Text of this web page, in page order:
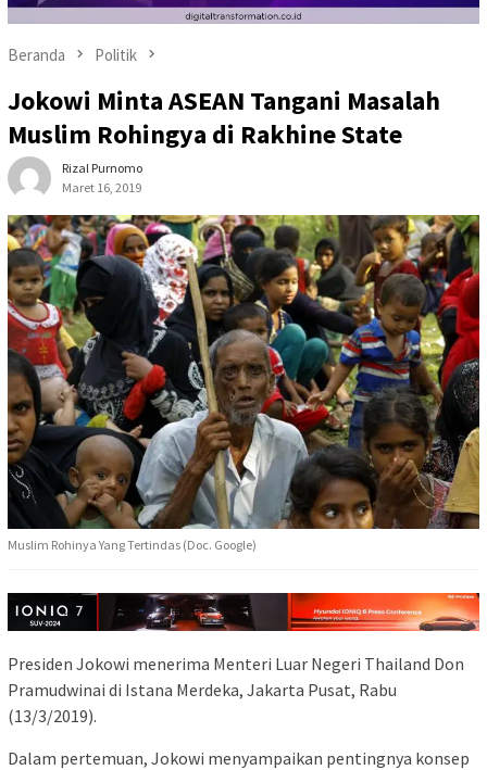
Beranda Politik
Jokowi Minta ASEAN Tangani Masalah
Muslim Rohingya di Rakhine State
Rizal Purnomo
Maret 16, 2019
Muslim Rohinya Yang Tertindas (Doc. Google)
Presiden Jokowi menerima Menteri Luar Negeri Thailand Don
Pramudwinai di Istana Merdeka, Jakarta Pusat, Rabu
(13/3/2019).
Dalam pertemuan, Jokowi menyampaikan pentingnya konsep